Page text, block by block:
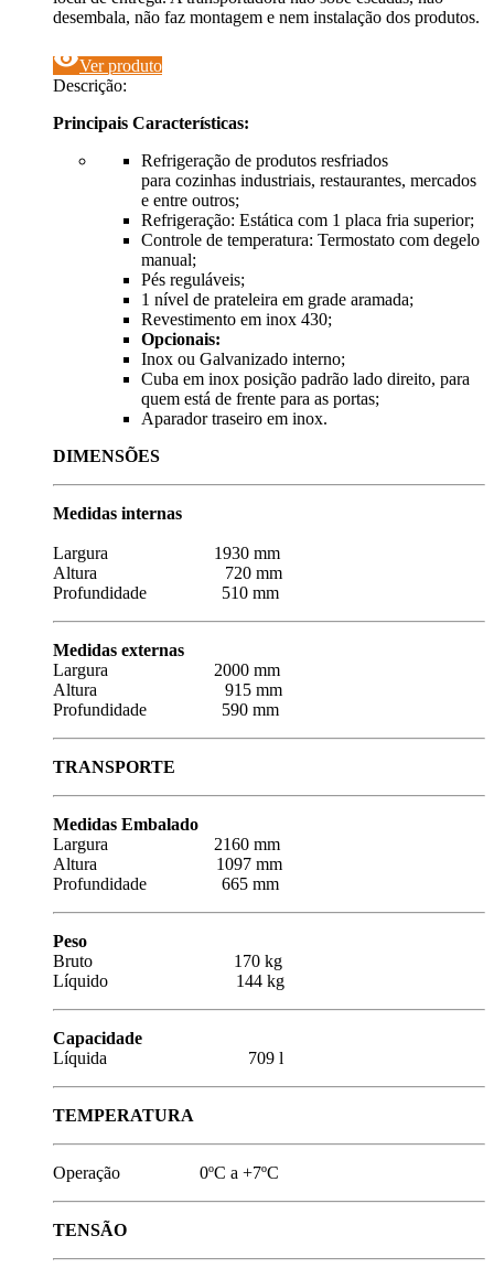
desembala, não faz montagem e nem instalação dos produtos.
visibilityVer produto
Descrição:
Principais Características:
Refrigeração de produtos resfriados
para cozinhas industriais, restaurantes, mercados
e entre outros;
Refrigeração: Estática com 1 placa fria superior;
Controle de temperatura: Termostato com degelo
manual;
Pés reguláveis;
1 nível de prateleira em grade aramada;
Revestimento em inox 430;
Opcionais:
Inox ou Galvanizado interno;
Cuba em inox posição padrão lado direito, para
quem está de frente para as portas;
Aparador traseiro em inox.
DIMENSÕES
Medidas internas
Largura 1930 mm
Altura 720 mm
Profundidade 510 mm
Medidas externas
Largura 2000 mm
Altura 915 mm
Profundidade 590 mm
TRANSPORTE
Medidas Embalado
Largura 2160 mm
Altura 1097 mm
Profundidade 665 mm
Peso
Bruto 170 kg
Líquido 144 kg
Capacidade
Líquida 709 l
TEMPERATURA
Operação 0ºC a +7ºC
TENSÃO